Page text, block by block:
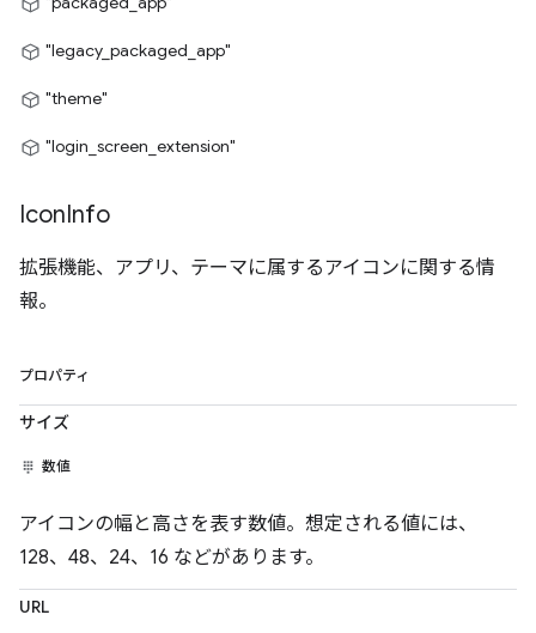
"legacy_packaged_app"
"theme"
"login_screen_extension"
IconInfo
拡張機能、アプリ、テーマに属するアイコンに関する情
報。
プロパティ
サイズ
数値
アイコンの幅と高さを表す数値。想定される値には、
128、48、24、16 などがあります。
URL